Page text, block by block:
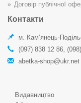
Договір публічної
Контакти
м. Кам’янець-
(097) 838 12 86,
abetka-shop@ukr.net
Видавництво